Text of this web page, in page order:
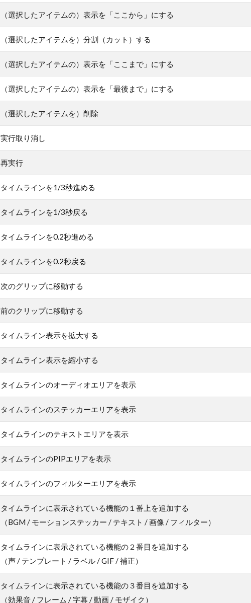
（選択したアイテムの）表示を「ここから」にする
（選択したアイテムを）分割（カット）する
（選択したアイテムの）表示を「ここまで」にする
（選択したアイテムの）表示を「最後まで」にする
（選択したアイテムを）削除
実行取り消し
再実行
タイムラインを1/3秒進める
タイムラインを1/3秒戻る
タイムラインを0.2秒進める
タイムラインを0.2秒戻る
次のグリップに移動する
前のクリップに移動する
タイムライン表示を拡大する
タイムライン表示を縮小する
タイムラインのオーディオエリアを表示
タイムラインのステッカーエリアを表示
タイムラインのテキストエリアを表示
タイムラインのPIPエリアを表示
タイムラインのフィルターエリアを表示
タイムラインに表示されている機能の１番上を追加する
（BGM / モーションステッカー / テキスト / 画像 / フィルター）
タイムラインに表示されている機能の２番目を追加する
（声 / テンプレート / ラベル / GIF / 補正）
タイムラインに表示されている機能の３番目を追加する
（効果音 / フレーム / 字幕 / 動画 / モザイク）